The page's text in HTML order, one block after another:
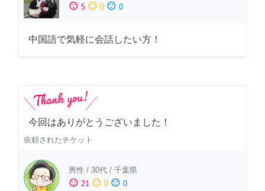
sentiment_satisfied 5 sentiment_neutral 0 sentiment_dissatisfied 0
中国語で気軽に会話したい方！
今回はありがとうございました！
依頼されたチケット
男性 / 30代 / 千葉県
sentiment_satisfied 21 sentiment_neutral 0 sentiment_dissatisfied 0